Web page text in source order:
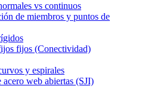
vs continuos
de miembros y puntos de
fijos (Conectividad)
y espirales
acero web abiertas (SJI)